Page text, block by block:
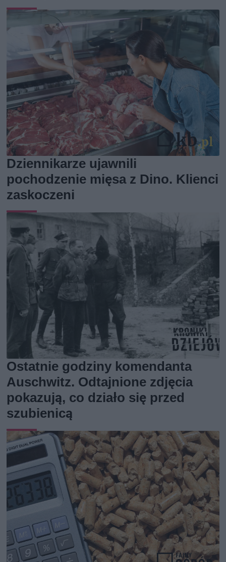
Dziennikarze ujawnili
pochodzenie mięsa z Dino. Klienci
zaskoczeni
Ostatnie godziny komendanta
Auschwitz. Odtajnione zdjęcia
pokazują, co działo się przed
szubienicą